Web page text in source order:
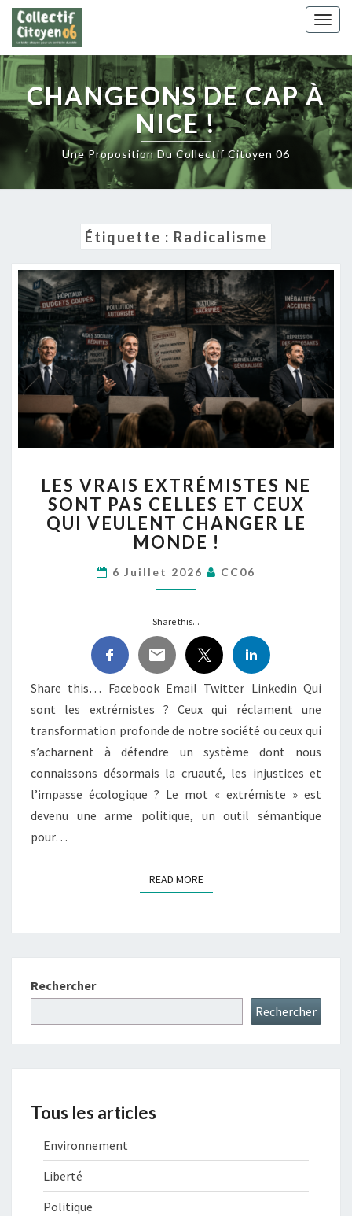
Skip
content
CHANGEONS DE CAP À
NICE !
Une Proposition Du Collectif Citoyen 06
Étiquette : Radicalisme
VRAIS
EXTRÉMISTES
NE
SONT
CELLES
ET
QUI
VEULENT
CHANGER
MONDE !
LES VRAIS EXTRÉMISTES NE
SONT PAS CELLES ET CEUX
QUI VEULENT CHANGER LE
MONDE !
6 Juillet 2026 CC06
Share this...
Share this… Facebook Email Twitter Linkedin Qui
sont les extrémistes ? Ceux qui réclament une
transformation profonde de notre société ou ceux qui
s’acharnent à défendre un système dont nous
connaissons désormais la cruauté, les injustices et
l’impasse écologique ? Le mot « extrémiste » est
devenu une arme politique, un outil sémantique
pour…
READ MOREREAD MORE
Rechercher
Rechercher
Tous les articles
Environnement
Liberté
Politique